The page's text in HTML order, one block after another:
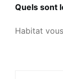
Quels sont
Habitat